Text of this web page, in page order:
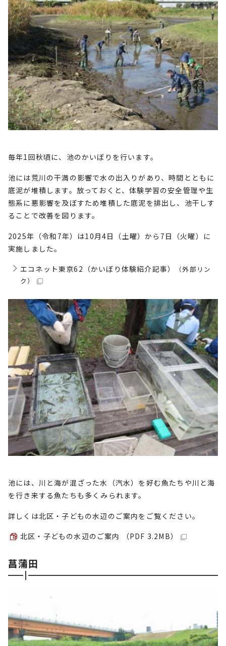
毎年1回秋頃に、池のかいぼりを行います。
池には荒川の干満の影響で水の出入りがあり、時間とともに
底泥が堆積します。放っておくと、体験学習の安全管理や生
態系に悪影響を及ぼすため堆積した底泥を排出し、池干しす
ることで改善を図ります。
2025年（令和7年）は10月4日（土曜）から7日（火曜）に
実施しました。
エコネット東京62（かいぼり体験紹介記事）
（外部リン
ク）
池には、川と海が混ざった水（汽水）を好む魚たちや川と海
を行き来する魚たちも多くみられます。
詳しくは北区・子どもの水辺のご案内をご覧ください。
北区・子どもの水辺のご案内 （PDF 3.2MB）
菖蒲田